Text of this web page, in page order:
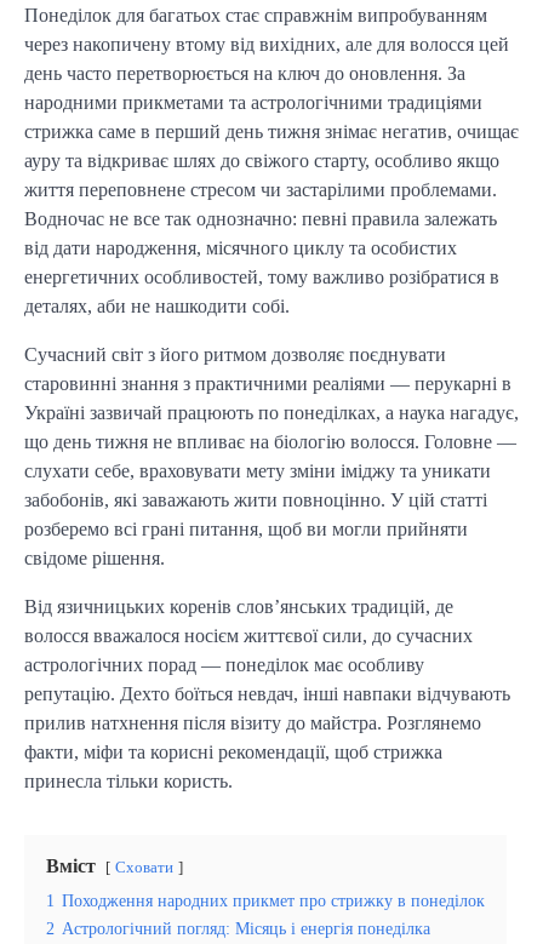
Понеділок для багатьох стає справжнім випробуванням
через накопичену втому від вихідних, але для волосся цей
день часто перетворюється на ключ до оновлення. За
народними прикметами та астрологічними традиціями
стрижка саме в перший день тижня знімає негатив, очищає
ауру та відкриває шлях до свіжого старту, особливо якщо
життя переповнене стресом чи застарілими проблемами.
Водночас не все так однозначно: певні правила залежать
від дати народження, місячного циклу та особистих
енергетичних особливостей, тому важливо розібратися в
деталях, аби не нашкодити собі.
Сучасний світ з його ритмом дозволяє поєднувати
старовинні знання з практичними реаліями — перукарні в
Україні зазвичай працюють по понеділках, а наука нагадує,
що день тижня не впливає на біологію волосся. Головне —
слухати себе, враховувати мету зміни іміджу та уникати
забобонів, які заважають жити повноцінно. У цій статті
розберемо всі грані питання, щоб ви могли прийняти
свідоме рішення.
Від язичницьких коренів слов’янських традицій, де
волосся вважалося носієм життєвої сили, до сучасних
астрологічних порад — понеділок має особливу
репутацію. Дехто боїться невдач, інші навпаки відчувають
прилив натхнення після візиту до майстра. Розглянемо
факти, міфи та корисні рекомендації, щоб стрижка
принесла тільки користь.
Вміст Сховати
1 Походження народних прикмет про стрижку в понеділок
2 Астрологічний погляд: Місяць і енергія понеділка